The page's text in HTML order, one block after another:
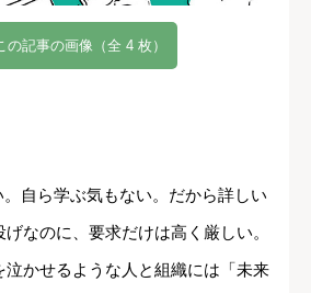
の記事の画像（全 4 枚）
。自ら学ぶ気もない。だから詳しい
なのに、要求だけは高く厳しい。
泣かせるような人と組織には「未来